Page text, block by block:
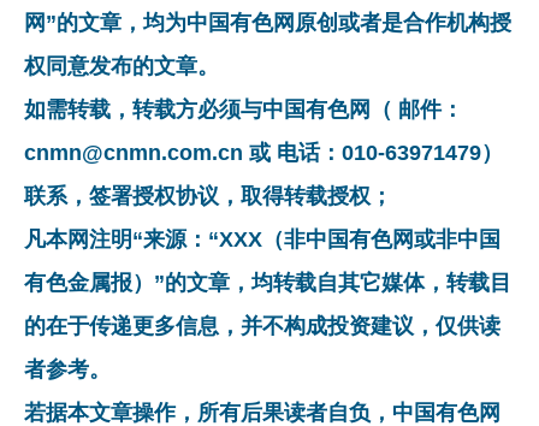
网”的文章，均为中国有色网原创或者是合作机构授
权同意发布的文章。
如需转载，转载方必须与中国有色网（ 邮件：
cnmn@cnmn.com.cn 或 电话：010-63971479）
联系，签署授权协议，取得转载授权；
凡本网注明“来源：“XXX（非中国有色网或非中国
有色金属报）”的文章，均转载自其它媒体，转载目
的在于传递更多信息，并不构成投资建议，仅供读
者参考。
若据本文章操作，所有后果读者自负，中国有色网